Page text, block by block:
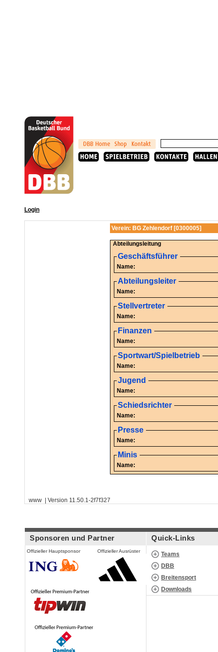
Login
Verein: BG Zehlendorf [0300005]
Abteilungsleitung
Geschäftsführer
Name:
Abteilungsleiter
Name:
Stellvertreter
Name:
Finanzen
Name:
Sportwart/Spielbetrieb
Name:
Jugend
Name:
Schiedsrichter
Name:
Presse
Name:
Minis
Name:
www | Version 11.50.1-2f7f327
Sponsoren und Partner
Offizieller Hauptsponsor Offizieller Ausrüster
Quick-Links
Teams
DBB
Breitensport
Downloads